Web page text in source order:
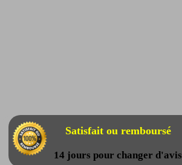
Satisfait ou remboursé
14 jours pour changer d'avis